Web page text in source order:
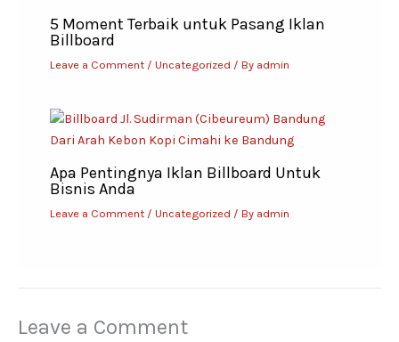
5 Moment Terbaik untuk Pasang Iklan
Billboard
Leave a Comment / Uncategorized / By admin
Apa Pentingnya Iklan Billboard Untuk
Bisnis Anda
Leave a Comment / Uncategorized / By admin
Leave a Comment